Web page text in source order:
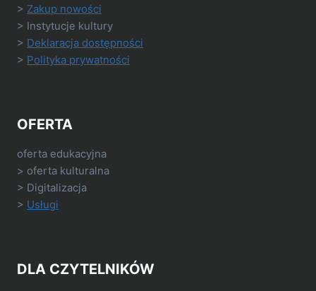
> Zakup nowości
> Instytucje kultury
> Deklaracja dostępności
> Polityka prywatności
OFERTA
oferta edukacyjna
> oferta kulturalna
> Digitalizacja
> Usługi
DLA CZYTELNIKÓW